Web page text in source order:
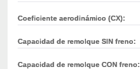
Coeficiente aerodinámico (CX):
Capacidad de remolque SIN freno:
Capacidad de remolque CON freno: